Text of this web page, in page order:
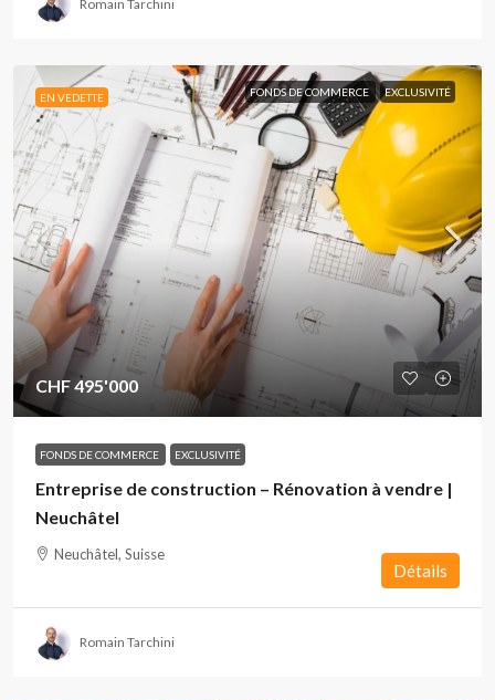
Romain Tarchini
EN VEDETTE FONDS DE COMMERCE EXCLUSIVITÉ
CHF 495'000
FONDS DE COMMERCE EXCLUSIVITÉ
Entreprise de construction – Rénovation à vendre |
Neuchâtel
Neuchâtel, Suisse
Détails
Romain Tarchini